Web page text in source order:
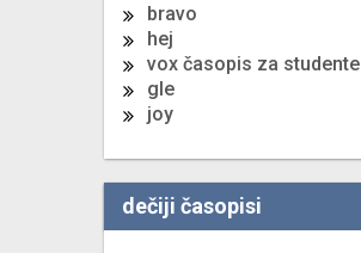
bravo
hej
vox časopis za studente
gle
joy
dečiji časopisi